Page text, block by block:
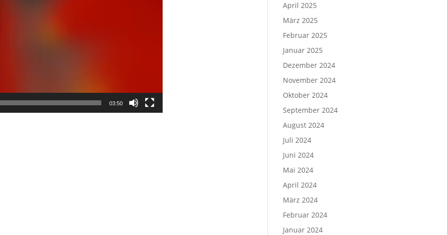
03:50
April 2025
März 2025
Februar 2025
Januar 2025
Dezember 2024
November 2024
Oktober 2024
September 2024
August 2024
Juli 2024
Juni 2024
Mai 2024
April 2024
März 2024
Februar 2024
Januar 2024